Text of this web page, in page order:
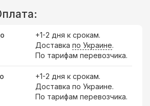
+1-2 дня к срокам.
Доставка по Украине.
По тарифам перевозчика.
+1-2 дня к срокам.
Доставка по Украине.
По тарифам перевозчика.